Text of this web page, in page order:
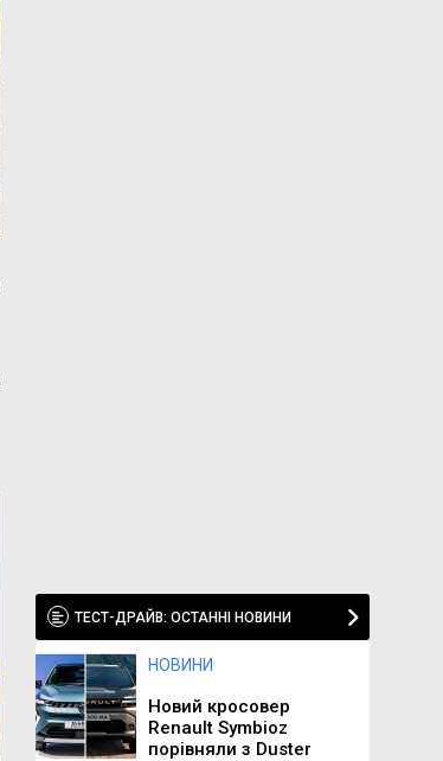
ТЕСТ-ДРАЙВ: ОСТАННІ НОВИНИ
НОВИНИ
Новий кросовер
Renault Symbioz
порівняли з Duster